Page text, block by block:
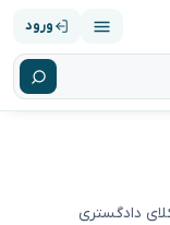
ورود
دادگستری